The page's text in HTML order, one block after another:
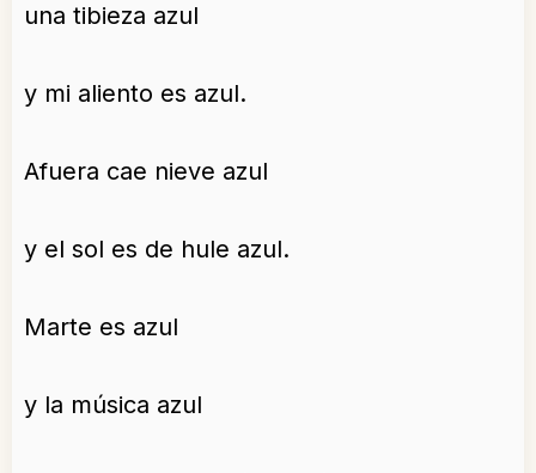
una tibieza azul
y mi aliento es azul.
Afuera cae nieve azul
y el sol es de hule azul.
Marte es azul
y la música azul